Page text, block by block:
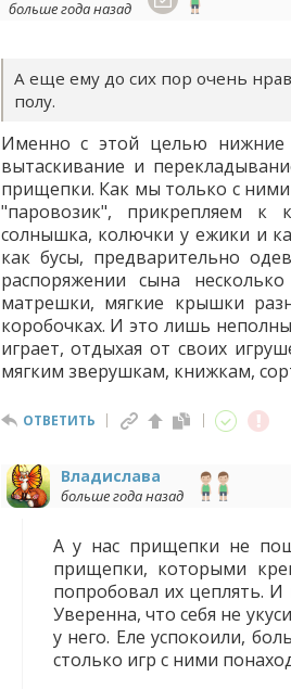
больше года назад
А еще ему до сих пор очень
полу.
Именно с этой целью нижние
вытаскивание и
прищепки. Как мы только с
"паровозик", прикрепляем к
солнышка, колючки у ежики и
как бусы, предварительно
распоряжении сына
матрешки, мягкие крышки
коробочках. И это лишь
играет, отдыхая от своих
мягким зверушкам, книжкам,
ОТВЕТИТЬ
Владислава
больше года назад
А у нас прищепки не
прищепки, которыми
попробовал их цеплять. И
Уверенна, что себя не
у него. Еле успокоили,
столько игр с ними